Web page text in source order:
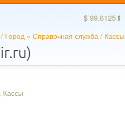
$ 99.6125⬆
/ Город » Справочная служба / Кассы
, Кассы